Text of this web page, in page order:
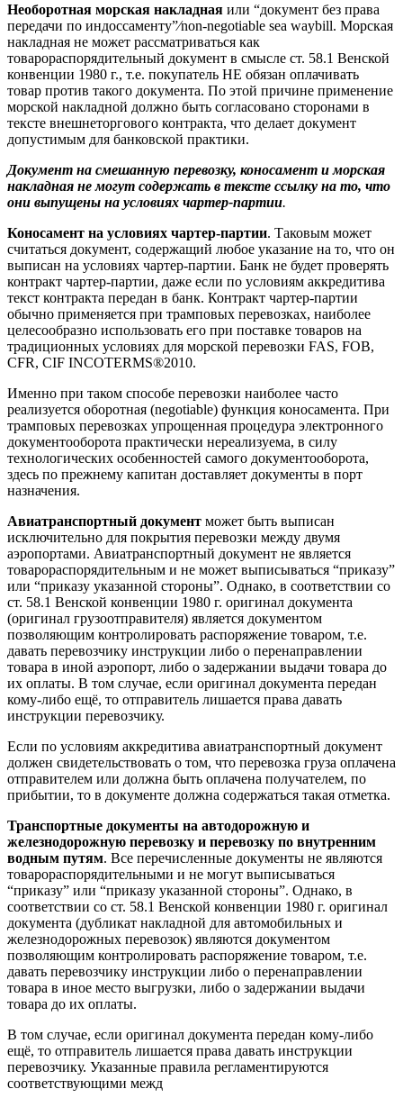
Необоротная морская накладная или “документ без права
передачи по индоссаменту”⁄non-negotiable sea waybill. Морская
накладная не может рассматриваться как
товарораспорядительный документ в смысле ст. 58.1 Венской
конвенции 1980 г., т.е. покупатель НЕ обязан оплачивать
товар против такого документа. По этой причине применение
морской накладной должно быть согласовано сторонами в
тексте внешнеторгового контракта, что делает документ
допустимым для банковской практики.
Документ на смешанную перевозку, коносамент и морская
накладная не могут содержать в тексте ссылку на то, что
они выпущены на условиях чартер-партии.
Коносамент на условиях чартер-партии. Таковым может
считаться документ, содержащий любое указание на то, что он
выписан на условиях чартер-партии. Банк не будет проверять
контракт чартер-партии, даже если по условиям аккредитива
текст контракта передан в банк. Контракт чартер-партии
обычно применяется при трамповых перевозках, наиболее
целесообразно использовать его при поставке товаров на
традиционных условиях для морской перевозки FAS, FOB,
CFR, CIF INCOTERMS®2010.
Именно при таком способе перевозки наиболее часто
реализуется оборотная (negotiable) функция коносамента. При
трамповых перевозках упрощенная процедура электронного
документооборота практически нереализуема, в силу
технологических особенностей самого документооборота,
здесь по прежнему капитан доставляет документы в порт
назначения.
Авиатранспортный документ может быть выписан
исключительно для покрытия перевозки между двумя
аэропортами. Авиатранспортный документ не является
товарораспорядительным и не может выписываться “приказу”
или “приказу указанной стороны”. Однако, в соответствии со
ст. 58.1 Венской конвенции 1980 г. оригинал документа
(оригинал грузоотправителя) является документом
позволяющим контролировать распоряжение товаром, т.е.
давать перевозчику инструкции либо о перенаправлении
товара в иной аэропорт, либо о задержании выдачи товара до
их оплаты. В том случае, если оригинал документа передан
кому-либо ещё, то отправитель лишается права давать
инструкции перевозчику.
Если по условиям аккредитива авиатранспортный документ
должен свидетельствовать о том, что перевозка груза оплачена
отправителем или должна быть оплачена получателем, по
прибытии, то в документе должна содержаться такая отметка.
Транспортные документы на автодорожную и
железнодорожную перевозку и перевозку по внутренним
водным путям. Все перечисленные документы не являются
товарораспорядительными и не могут выписываться
“приказу” или “приказу указанной стороны”. Однако, в
соответствии со ст. 58.1 Венской конвенции 1980 г. оригинал
документа (дубликат накладной для автомобильных и
железнодорожных перевозок) являются документом
позволяющим контролировать распоряжение товаром, т.е.
давать перевозчику инструкции либо о перенаправлении
товара в иное место выгрузки, либо о задержании выдачи
товара до их оплаты.
В том случае, если оригинал документа передан кому-либо
ещё, то отправитель лишается права давать инструкции
перевозчику. Указанные правила регламентируются
соответствующими межд